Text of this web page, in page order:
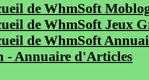
de WhmSoft
de WhmSoft Jeux
de WhmSoft
- Annuaire d'Articles